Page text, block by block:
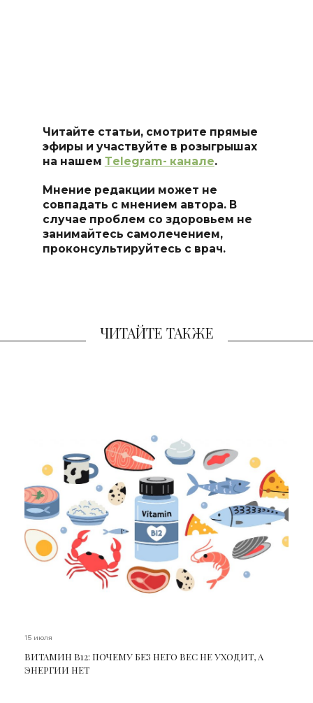
Читайте статьи, смотрите прямые
эфиры и участвуйте в розыгрышах
на нашем Тelegram- канале.
Мнение редакции может не
совпадать с мнением автора. В
случае проблем со здоровьем не
занимайтесь самолечением,
проконсультируйтесь с врач.
ЧИТАЙТЕ ТАКЖЕ
15 июля
ВИТАМИН В12: ПОЧЕМУ БЕЗ НЕГО ВЕС НЕ УХОДИТ, А
ЭНЕРГИИ НЕТ